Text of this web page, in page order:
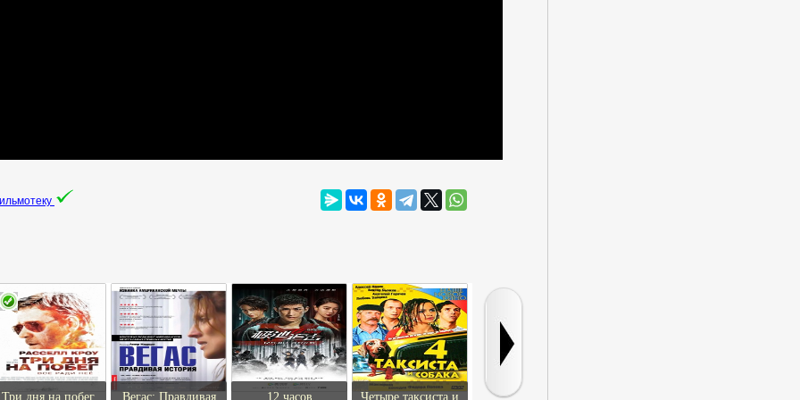
Три дня на побег Вегас: Правдивая 12 часов Четыре таксиста и Взрослая дочь, или